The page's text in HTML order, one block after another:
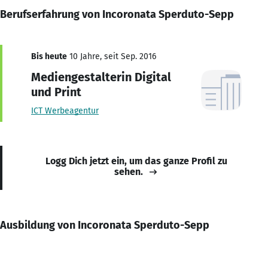
Berufserfahrung von Incoronata Sperduto-Sepp
Bis heute 10 Jahre, seit Sep. 2016
Mediengestalterin Digital
und Print
ICT Werbeagentur
Logg Dich jetzt ein, um das ganze Profil zu
sehen.
Ausbildung von Incoronata Sperduto-Sepp